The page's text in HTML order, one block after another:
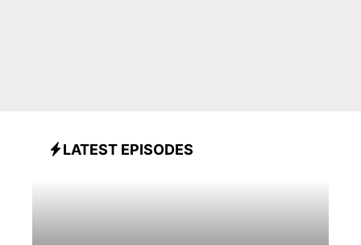
LATEST EPISODES